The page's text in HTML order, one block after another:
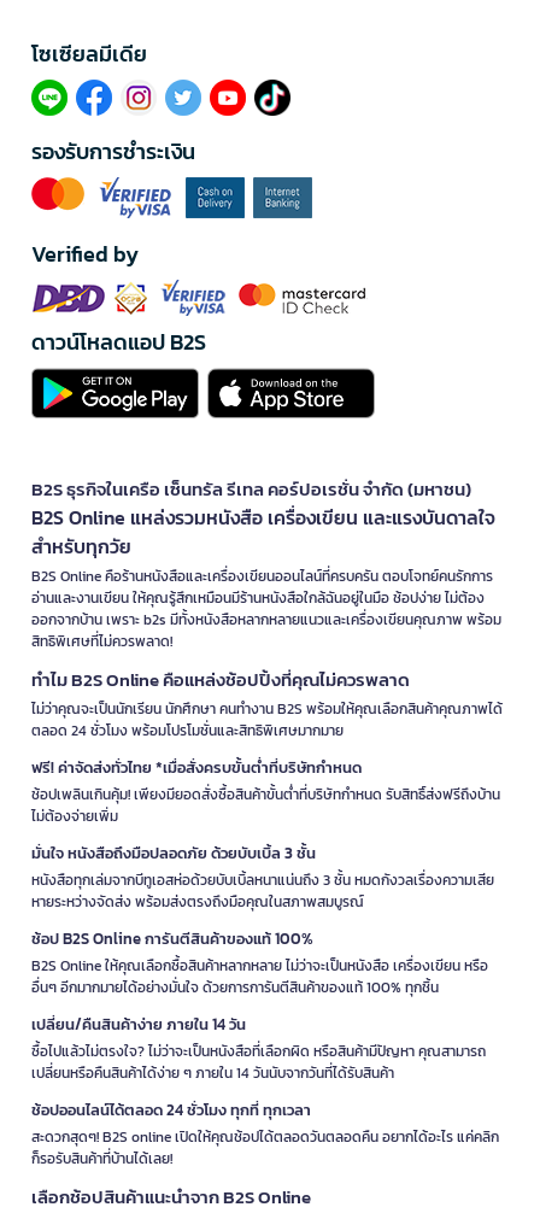
โซเซียลมีเดีย​
รองรับการชำระเงิน
Verified by
ดาวน์โหลดแอป B2S
B2S ธุรกิจในเครือ เซ็นทรัล รีเทล คอร์ปอเรชั่น จำกัด (มหาชน)
B2S Online แหล่งรวมหนังสือ เครื่องเขียน และแรงบันดาลใจ
สำหรับทุกวัย
B2S Online คือร้านหนังสือและเครื่องเขียนออนไลน์ที่ครบครัน ตอบโจทย์คนรักการ
อ่านและงานเขียน ให้คุณรู้สึกเหมือนมีร้านหนังสือใกล้ฉันอยู่ในมือ ช้อปง่าย ไม่ต้อง
ออกจากบ้าน เพราะ b2s มีทั้งหนังสือหลากหลายแนวและเครื่องเขียนคุณภาพ พร้อม
สิทธิพิเศษที่ไม่ควรพลาด!
ทำไม B2S Online คือแหล่งช้อปปิ้งที่คุณไม่ควรพลาด
ไม่ว่าคุณจะเป็นนักเรียน นักศึกษา คนทำงาน B2S พร้อมให้คุณเลือกสินค้าคุณภาพได้
ตลอด 24 ชั่วโมง พร้อมโปรโมชั่นและสิทธิพิเศษมากมาย
ฟรี! ค่าจัดส่งทั่วไทย *เมื่อสั่งครบขั้นต่ำที่บริษัทกำหนด
ช้อปเพลินเกินคุ้ม! เพียงมียอดสั่งซื้อสินค้าขั้นต่ำที่บริษัทกำหนด รับสิทธิ์ส่งฟรีถึงบ้าน
ไม่ต้องจ่ายเพิ่ม
มั่นใจ หนังสือถึงมือปลอดภัย ด้วยบับเบิ้ล 3 ชั้น
หนังสือทุกเล่มจากบีทูเอสห่อด้วยบับเบิ้ลหนาแน่นถึง 3 ชั้น หมดกังวลเรื่องความเสีย
หายระหว่างจัดส่ง พร้อมส่งตรงถึงมือคุณในสภาพสมบูรณ์
ช้อป B2S Online การันตีสินค้าของแท้ 100%
B2S Online ให้คุณเลือกซื้อสินค้าหลากหลาย ไม่ว่าจะเป็นหนังสือ เครื่องเขียน หรือ
อื่นๆ อีกมากมายได้อย่างมั่นใจ ด้วยการการันตีสินค้าของแท้ 100% ทุกชิ้น
เปลี่ยน/คืนสินค้าง่าย ภายใน 14 วัน
ซื้อไปแล้วไม่ตรงใจ? ไม่ว่าจะเป็นหนังสือที่เลือกผิด หรือสินค้ามีปัญหา คุณสามารถ
เปลี่ยนหรือคืนสินค้าได้ง่าย ๆ ภายใน 14 วันนับจากวันที่ได้รับสินค้า
ช้อปออนไลน์ได้ตลอด 24 ชั่วโมง ทุกที่ ทุกเวลา
สะดวกสุดๆ! B2S online เปิดให้คุณช้อปได้ตลอดวันตลอดคืน อยากได้อะไร แค่คลิก
ก็รอรับสินค้าที่บ้านได้เลย!
เลือกช้อปสินค้าแนะนำจาก B2S Online